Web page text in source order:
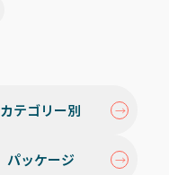
カテゴリー別
パッケージ